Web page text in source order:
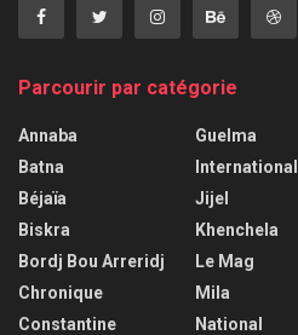
Parcourir par catégorie
Annaba
Batna
Béjaïa
Biskra
Bordj Bou Arreridj
Chronique
Constantine
Guelma
International
Jijel
Khenchela
Le Mag
Mila
National